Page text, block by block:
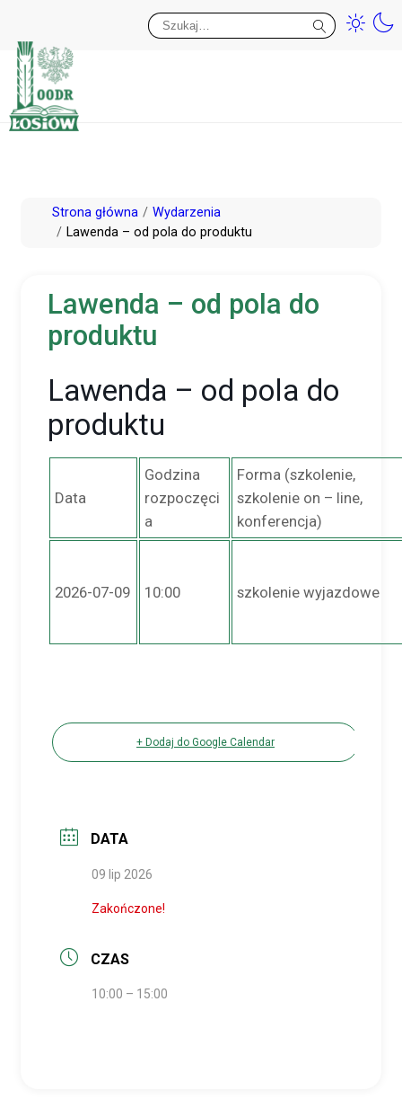
PrzejdźStrona główna
Wydarzenia
Lawenda – od pola do produktu
Lawenda – od pola do
produktu
Lawenda – od pola do
produktu
Data
Godzina
rozpoczęci
a
Forma (szkolenie,
szkolenie on – line,
konferencja)
2026-07-09 10:00 szkolenie wyjazdowe
+ Dodaj do Google Calendar
DATA
09 lip 2026
Zakończone!
CZAS
10:00 – 15:00